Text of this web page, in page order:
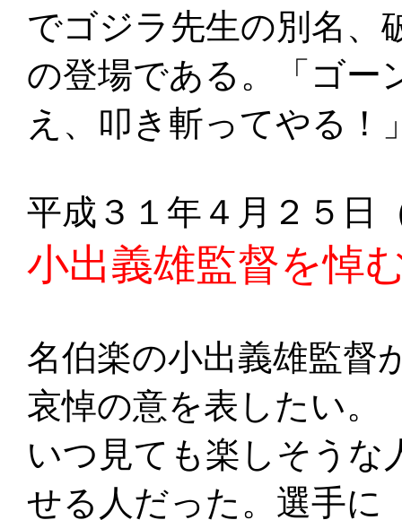
でゴジラ先生の別名、
の登場である。「ゴー
え、叩き斬ってやる！
平成３１年４月２５日
小出義雄監督を悼
名伯楽の小出義雄監督
哀悼の意を表したい。
いつ見ても楽しそうな
せる人だった。選手に